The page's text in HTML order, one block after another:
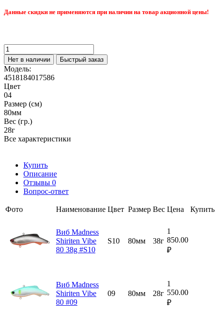
Данные скидки не применяются при наличии на товар акционной цены!
Нет в наличии Быстрый заказ
Модель:
4518184017586
Цвет
04
Размер (см)
80мм
Вес (гр.)
28г
Все характеристики
Купить
Описание
Отзывы 0
Вопрос-ответ
Фото Наименование Цвет Размер Вес Цена Купить
Виб Madness
Shiriten Vibe
80 38g #S10
S10 80мм 38г
1
850.00
₽
Виб Madness
Shiriten Vibe
80 #09
09 80мм 28г
1
550.00
₽